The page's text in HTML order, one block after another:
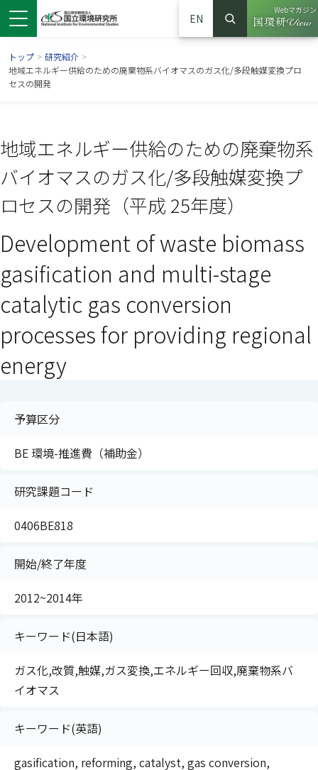
ドウで開きます）
ンドウで開きます）
ウインドウで開きます）
EN
サイト内検索
検索
Webマガジン
（別ウイ
トップ > 研究紹介 >
地域エネルギー供給のための廃棄物系バイオマスのガス化/多段触媒変換プロ
セスの開発
地域エネルギー供給のための廃棄物系
バイオマスのガス化/多段触媒変換プ
ロセスの開発（平成 25年度）
Development of waste biomass
gasification and multi-stage
catalytic gas conversion
processes for providing regional
energy
予算区分
BE 環境-推進費（補助金）
研究課題コード
0406BE818
開始/終了年度
2012~2014年
キーワード(日本語)
ガス化,改質,触媒,ガス変換,エネルギー回収,廃棄物系バ
イオマス
キーワード(英語)
gasification, reforming, catalyst, gas conversion,